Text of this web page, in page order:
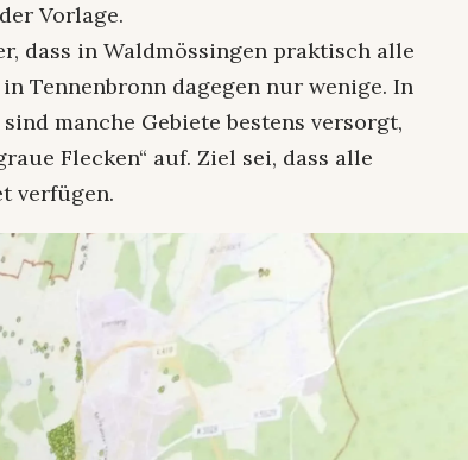
Vorlage.
dass in Waldmössingen praktisch alle
Tennenbronn dagegen nur wenige. In
manche Gebiete bestens versorgt,
Flecken“ auf. Ziel sei, dass alle
verfügen.